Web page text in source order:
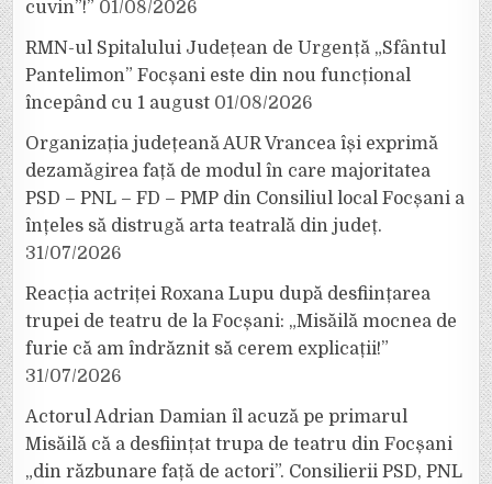
cuvin”!” 01/08/2026
RMN-ul Spitalului Județean de Urgență „Sfântul
Pantelimon” Focșani este din nou funcțional
începând cu 1 august 01/08/2026
Organizația județeană AUR Vrancea își exprimă
dezamăgirea față de modul în care majoritatea
PSD – PNL – FD – PMP din Consiliul local Focșani a
înțeles să distrugă arta teatrală din județ.
31/07/2026
Reacția actriței Roxana Lupu după desființarea
trupei de teatru de la Focșani: „Misăilă mocnea de
furie că am îndrăznit să cerem explicații!”
31/07/2026
Actorul Adrian Damian îl acuză pe primarul
Misăilă că a desființat trupa de teatru din Focșani
„din răzbunare față de actori”. Consilierii PSD, PNL